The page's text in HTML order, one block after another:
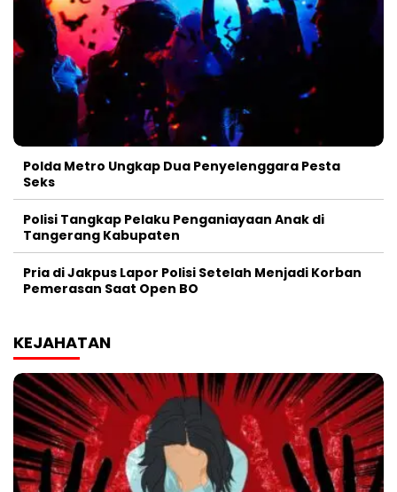
Polda Metro Ungkap Dua Penyelenggara Pesta
Seks
Polisi Tangkap Pelaku Penganiayaan Anak di
Tangerang Kabupaten
Pria di Jakpus Lapor Polisi Setelah Menjadi Korban
Pemerasan Saat Open BO
KEJAHATAN